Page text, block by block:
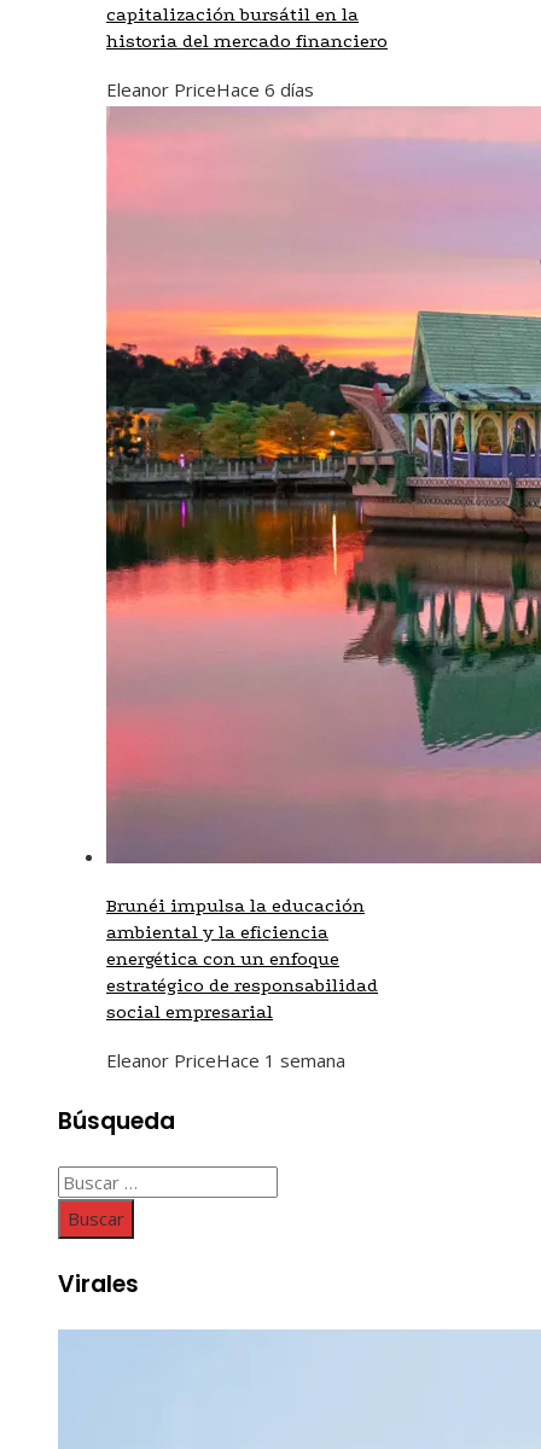
capitalización bursátil en la
historia del mercado financiero
Eleanor PriceHace 6 días
Brunéi impulsa la educación
ambiental y la eficiencia
energética con un enfoque
estratégico de responsabilidad
social empresarial
Eleanor PriceHace 1 semana
Búsqueda
Buscar:
Virales